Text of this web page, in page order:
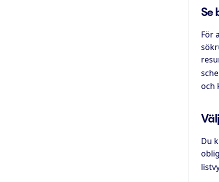
Se
För
och
Du